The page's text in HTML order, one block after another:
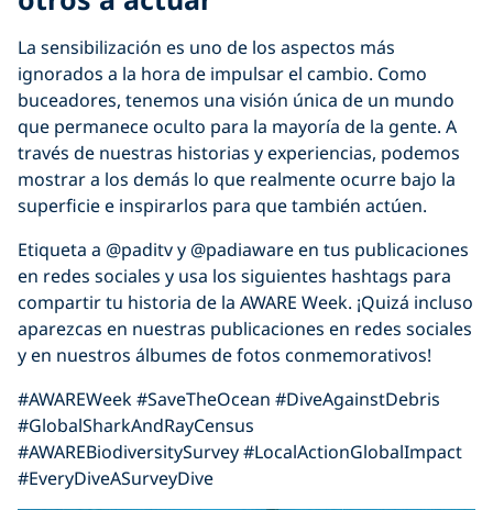
La sensibilización es uno de los aspectos más
ignorados a la hora de impulsar el cambio. Como
buceadores, tenemos una visión única de un mundo
que permanece oculto para la mayoría de la gente. A
través de nuestras historias y experiencias, podemos
mostrar a los demás lo que realmente ocurre bajo la
superficie e inspirarlos para que también actúen.
Etiqueta a @paditv y @padiaware en tus publicaciones
en redes sociales y usa los siguientes hashtags para
compartir tu historia de la AWARE Week. ¡Quizá incluso
aparezcas en nuestras publicaciones en redes sociales
y en nuestros álbumes de fotos conmemorativos!
#AWAREWeek #SaveTheOcean #DiveAgainstDebris
#GlobalSharkAndRayCensus
#AWAREBiodiversitySurvey #LocalActionGlobalImpact
#EveryDiveASurveyDive